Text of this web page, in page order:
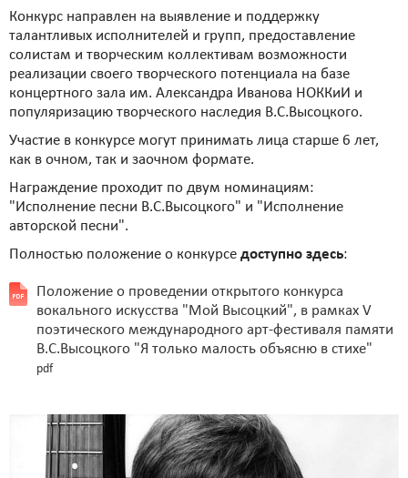
Конкурс направлен на выявление и поддержку
талантливых исполнителей и групп, предоставление
солистам и творческим коллективам возможности
реализации своего творческого потенциала на базе
концертного зала им. Александра Иванова НОККиИ и
популяризацию творческого наследия В.С.Высоцкого.
Участие в конкурсе могут принимать лица старше 6 лет,
как в очном, так и заочном формате.
Награждение проходит по двум номинациям:
"Исполнение песни В.С.Высоцкого" и "Исполнение
авторской песни".
Полностью положение о конкурсе доступно здесь:
Положение о проведении открытого конкурса
вокального искусства "Мой Высоцкий", в рамках V
поэтического международного арт-фестиваля памяти
В.С.Высоцкого "Я только малость объясню в стихе"
pdf